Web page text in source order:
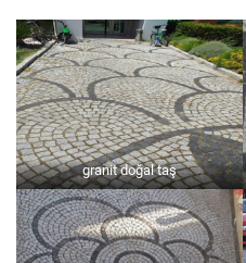
granit doğal taş